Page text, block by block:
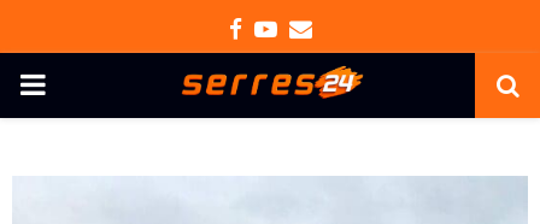
Facebook
Youtube
Email
PRIMARY